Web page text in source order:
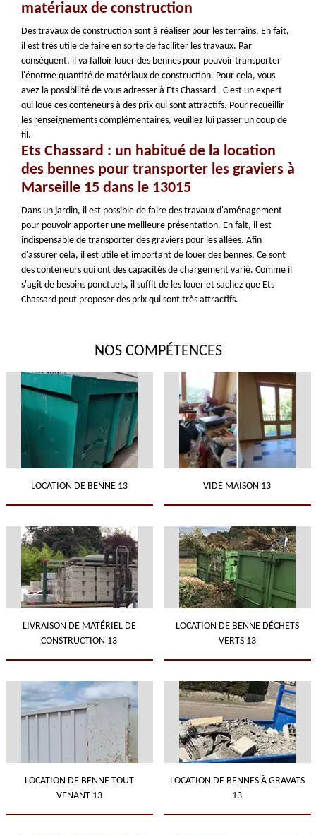
matériaux de construction
Des travaux de construction sont à réaliser pour les terrains. En fait,
il est très utile de faire en sorte de faciliter les travaux. Par
conséquent, il va falloir louer des bennes pour pouvoir transporter
l'énorme quantité de matériaux de construction. Pour cela, vous
avez la possibilité de vous adresser à Ets Chassard . C'est un expert
qui loue ces conteneurs à des prix qui sont attractifs. Pour recueillir
les renseignements complémentaires, veuillez lui passer un coup de
fil.
Ets Chassard : un habitué de la location
des bennes pour transporter les graviers à
Marseille 15 dans le 13015
Dans un jardin, il est possible de faire des travaux d'aménagement
pour pouvoir apporter une meilleure présentation. En fait, il est
indispensable de transporter des graviers pour les allées. Afin
d'assurer cela, il est utile et important de louer des bennes. Ce sont
des conteneurs qui ont des capacités de chargement varié. Comme il
s'agit de besoins ponctuels, il suffit de les louer et sachez que Ets
Chassard peut proposer des prix qui sont très attractifs.
NOS COMPÉTENCES
LOCATION DE BENNE 13 VIDE MAISON 13
LIVRAISON DE MATÉRIEL DE
CONSTRUCTION 13
LOCATION DE BENNE DÉCHETS
VERTS 13
LOCATION DE BENNE TOUT
VENANT 13
LOCATION DE BENNES À GRAVATS
13